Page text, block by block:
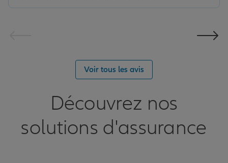
Voir tous les avis
Découvrez nos
solutions d'assurance